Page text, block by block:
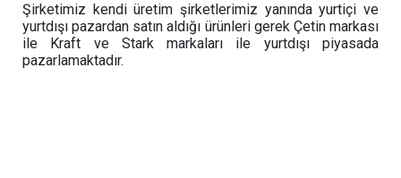
Şirketimiz kendi üretim şirketlerimiz yanında yurtiçi ve
yurtdışı pazardan satın aldığı ürünleri gerek Çetin markası
ile Kraft ve Stark markaları ile yurtdışı piyasada
pazarlamaktadır.